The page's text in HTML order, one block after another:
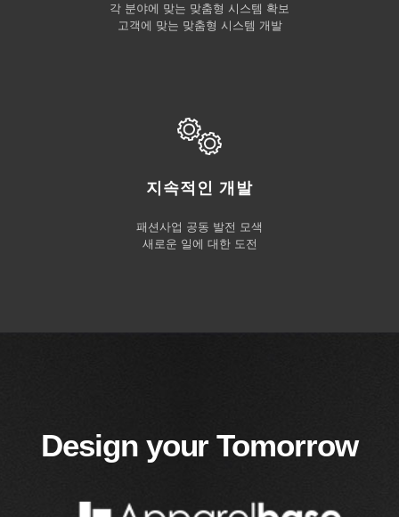
각 분야에 맞는 맞춤형 시스템 확보
고객에 맞는 맞춤형 시스템 개발
지속적인 개발
패션사업 공동 발전 모색
새로운 일에 대한 도전
Design your Tomorrow